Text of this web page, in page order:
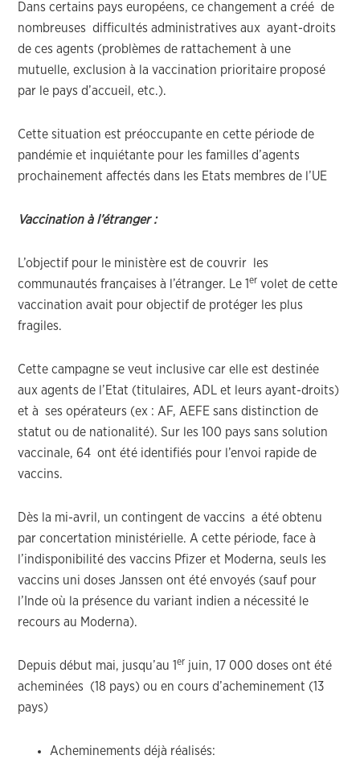
Dans certains pays européens, ce changement a créé de
nombreuses difficultés administratives aux ayant-droits
de ces agents (problèmes de rattachement à une
mutuelle, exclusion à la vaccination prioritaire proposé
par le pays d’accueil, etc.).
Cette situation est préoccupante en cette période de
pandémie et inquiétante pour les familles d’agents
prochainement affectés dans les Etats membres de l’UE
Vaccination à l’étranger :
L’objectif pour le ministère est de couvrir les
communautés françaises à l’étranger. Le 1er volet de cette
vaccination avait pour objectif de protéger les plus
fragiles.
Cette campagne se veut inclusive car elle est destinée
aux agents de l’Etat (titulaires, ADL et leurs ayant-droits)
et à ses opérateurs (ex : AF, AEFE sans distinction de
statut ou de nationalité). Sur les 100 pays sans solution
vaccinale, 64 ont été identifiés pour l’envoi rapide de
vaccins.
Dès la mi-avril, un contingent de vaccins a été obtenu
par concertation ministérielle. A cette période, face à
l’indisponibilité des vaccins Pfizer et Moderna, seuls les
vaccins uni doses Janssen ont été envoyés (sauf pour
l’Inde où la présence du variant indien a nécessité le
recours au Moderna).
Depuis début mai, jusqu’au 1er juin, 17 000 doses ont été
acheminées (18 pays) ou en cours d’acheminement (13
pays)
Acheminements déjà réalisés: